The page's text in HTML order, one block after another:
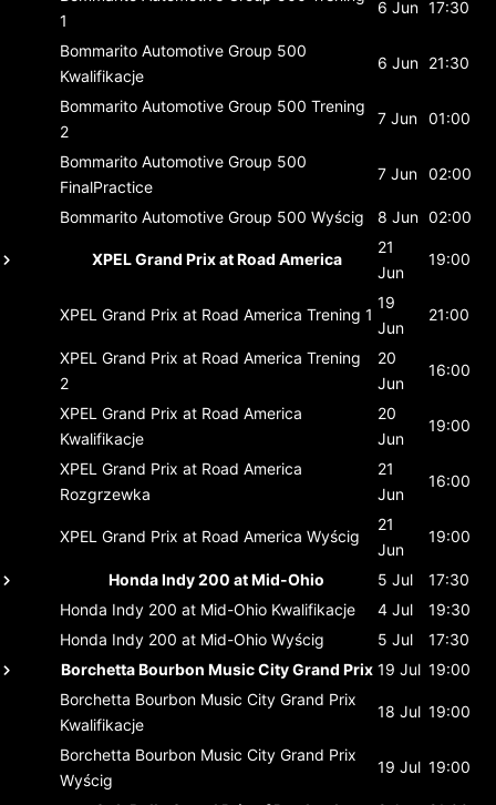
1
6 Jun 17:30
Bommarito Automotive Group 500
Kwalifikacje
6 Jun 21:30
Bommarito Automotive Group 500 Trening
2
7 Jun 01:00
Bommarito Automotive Group 500
FinalPractice
7 Jun 02:00
Bommarito Automotive Group 500 Wyścig 8 Jun 02:00
XPEL Grand Prix at Road America
21
Jun
19:00
XPEL Grand Prix at Road America Trening 1
19
Jun
21:00
XPEL Grand Prix at Road America Trening
2
20
Jun
16:00
XPEL Grand Prix at Road America
Kwalifikacje
20
Jun
19:00
XPEL Grand Prix at Road America
Rozgrzewka
21
Jun
16:00
XPEL Grand Prix at Road America Wyścig
21
Jun
19:00
Honda Indy 200 at Mid-Ohio 5 Jul
17:30
Honda Indy 200 at Mid-Ohio Kwalifikacje 4 Jul
19:30
Honda Indy 200 at Mid-Ohio Wyścig 5 Jul
17:30
Borchetta Bourbon Music City Grand Prix 19 Jul 19:00
Borchetta Bourbon Music City Grand Prix
Kwalifikacje
18 Jul 19:00
Borchetta Bourbon Music City Grand Prix
Wyścig
19 Jul 19:00